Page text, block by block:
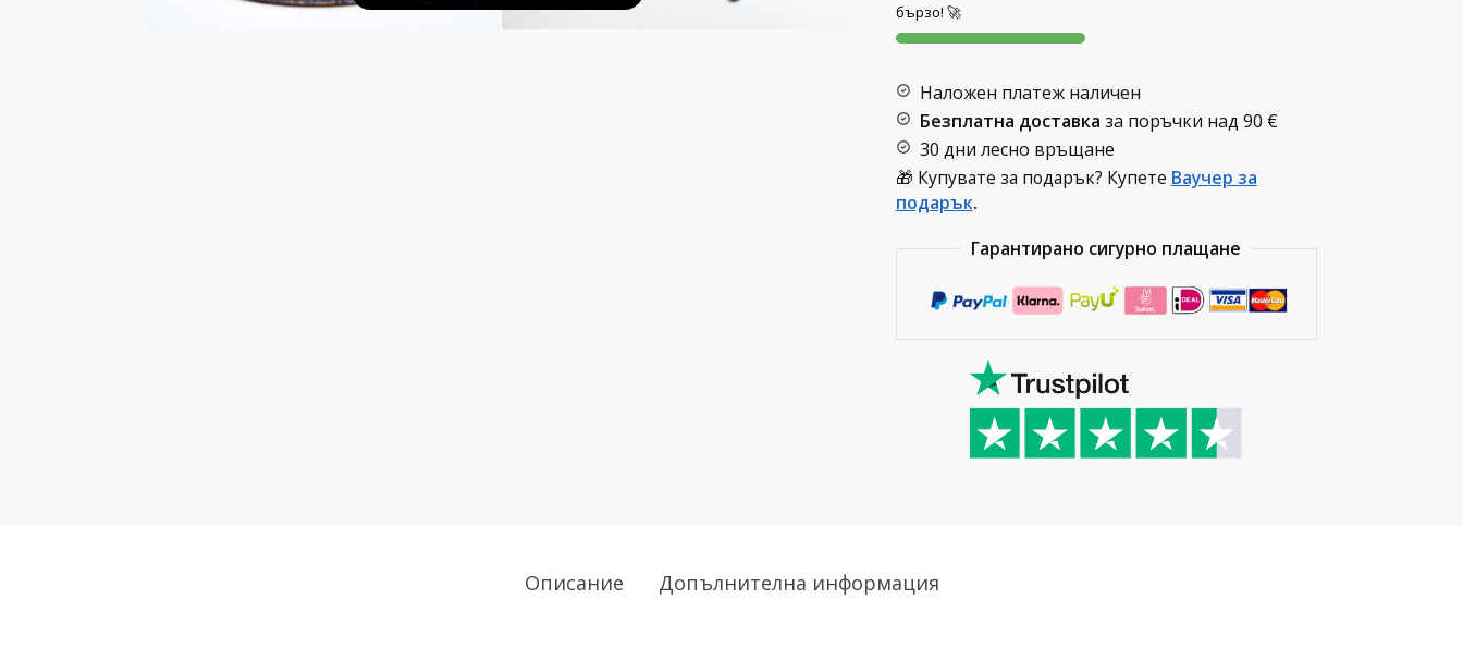
бързо! 🚀
Наложен платеж наличен
Безплатна доставка за поръчки над 90 €
30 дни лесно връщане
🎁 Купувате за подарък? Купете Ваучер за
подарък.
Гарантирано сигурно плащане
Описание Допълнителна информация